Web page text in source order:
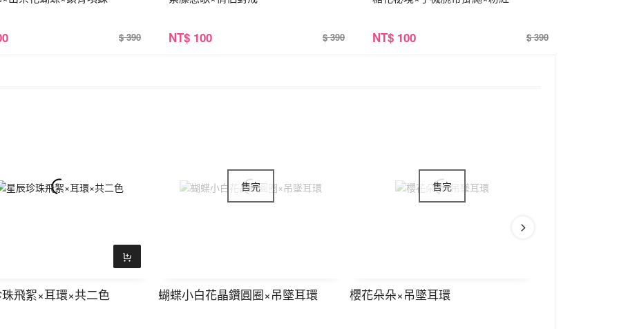
$ 390 NT$ 100 $ 390 NT$ 100 $ 390
飛絮×耳環×共二色 蝴蝶小白花晶鑽圓圈×吊墜耳環 櫻花朵朵×吊墜耳環